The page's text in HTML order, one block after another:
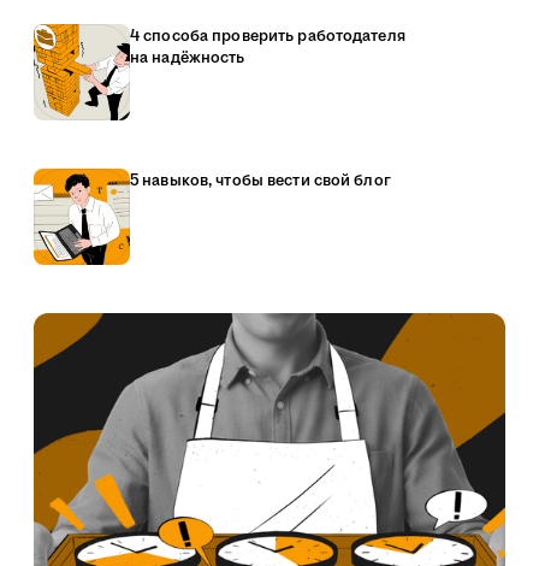
4 способа проверить работодателя
на надёжность
5 навыков, чтобы вести свой блог